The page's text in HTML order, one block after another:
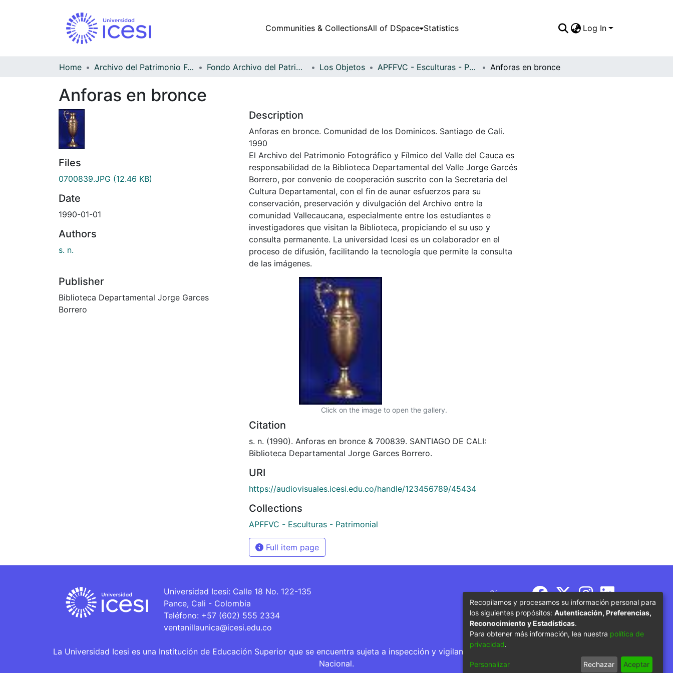
Communities & CollectionsAll of DSpace Statistics Log In
Home Archivo del Patrimonio Fotográfico y Fílmico del Valle del Cauca Fondo Archivo del Patrimonio Fotográfico y Fílmico del Valle del Cauca Los Objetos APFFVC - Esculturas - Patrimonial Anforas en bronce
Anforas en bronce
Files
0700839.JPG (12.46 KB)
Date
1990-01-01
Authors
s. n.
Publisher
Biblioteca Departamental Jorge Garces
Borrero
Description
Anforas en bronce. Comunidad de los Dominicos. Santiago de Cali.
1990
El Archivo del Patrimonio Fotográfico y Fílmico del Valle del Cauca es
responsabilidad de la Biblioteca Departamental del Valle Jorge Garcés
Borrero, por convenio de cooperación suscrito con la Secretaria del
Cultura Departamental, con el fin de aunar esfuerzos para su
conservación, preservación y divulgación del Archivo entre la
comunidad Vallecaucana, especialmente entre los estudiantes e
investigadores que visitan la Biblioteca, propiciando el su uso y
consulta permanente. La universidad Icesi es un colaborador en el
proceso de difusión, facilitando la tecnología que permite la consulta
de las imágenes.
Click on the image to open the gallery.
Citation
s. n. (1990). Anforas en bronce & 700839. SANTIAGO DE CALI:
Biblioteca Departamental Jorge Garces Borrero.
URI
https://audiovisuales.icesi.edu.co/handle/123456789/45434
Collections
APFFVC - Esculturas - Patrimonial
Full item page
Universidad Icesi: Calle 18 No. 122-135
Pance, Cali - Colombia
Teléfono: +57 (602) 555 2334
ventanillaunica@icesi.edu.co
Síguenos
La Universidad Icesi es una Institución de Educación Superior que se encuentra sujeta a inspección y vigilancia por parte del Ministerio de Educación
Nacional.
Recopilamos y procesamos su información personal para
los siguientes propósitos: Autenticación, Preferencias,
Reconocimiento y Estadísticas.
Para obtener más información, lea nuestra política de
privacidad.
Personalizar Rechazar Aceptar